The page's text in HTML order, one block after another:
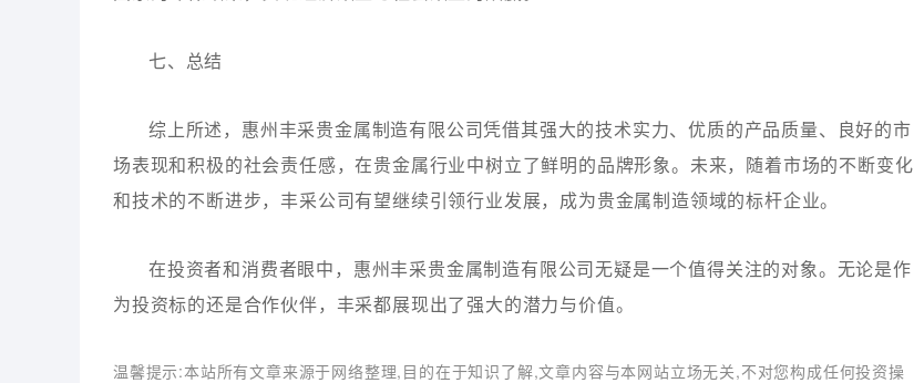
七、总结
综上所述，惠州丰采贵金属制造有限公司凭借其强大的技术实力、优质的产品质量、良好的市
场表现和积极的社会责任感，在贵金属行业中树立了鲜明的品牌形象。未来，随着市场的不断变化
和技术的不断进步，丰采公司有望继续引领行业发展，成为贵金属制造领域的标杆企业。
在投资者和消费者眼中，惠州丰采贵金属制造有限公司无疑是一个值得关注的对象。无论是作
为投资标的还是合作伙伴，丰采都展现出了强大的潜力与价值。
温馨提示:本站所有文章来源于网络整理,目的在于知识了解,文章内容与本网站立场无关,不对您构成任何投资操